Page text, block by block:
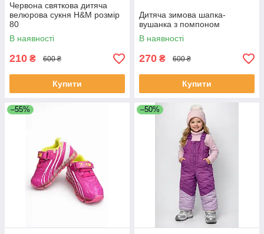
Червона святкова дитяча
велюрова сукня H&M розмір
80
В наявності
210 ₴ 600 ₴
Купити
Дитяча зимова шапка-
вушанка з помпоном
В наявності
270 ₴ 600 ₴
Купити
–55% –50%